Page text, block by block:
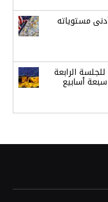
مستوياته
الرابعة
أسابيع
إلى مومباي